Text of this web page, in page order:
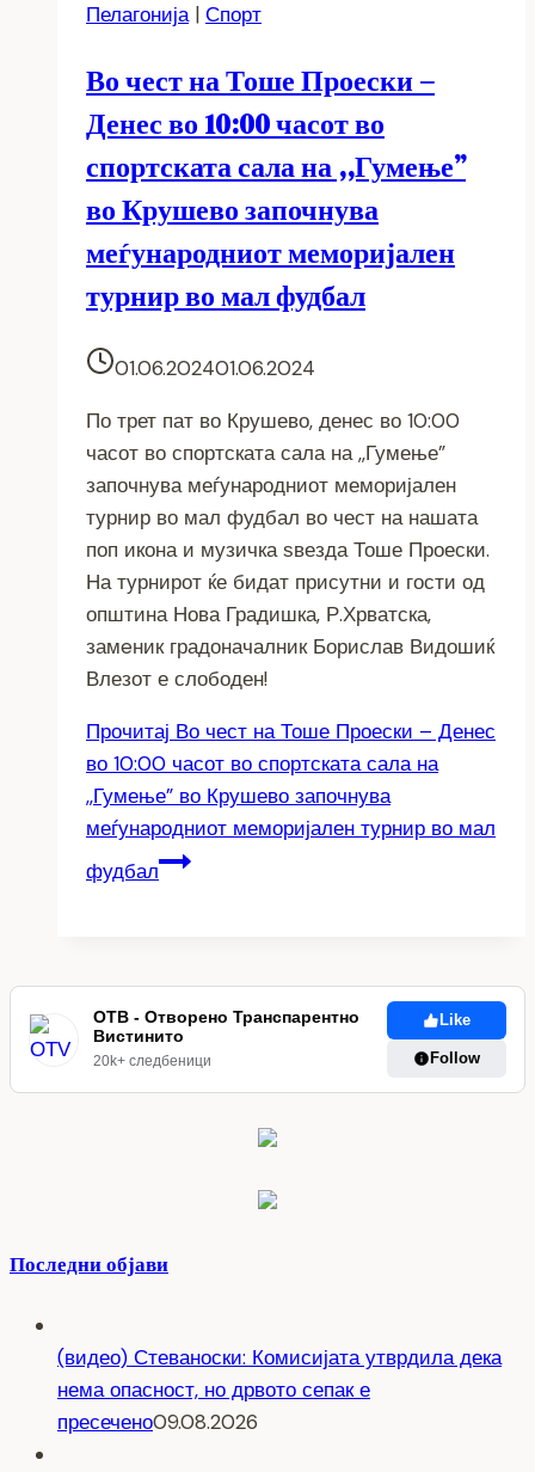
Пелагонија| Спорт
Во чест на Тоше Проески –
Денес во 10:00 часот во
спортската сала на ,,Гумење”
во Крушево започнува
меѓународниот меморијален
турнир во мал фудбал
01.06.202401.06.2024
По трет пат во Крушево, денес во 10:00
часот во спортската сала на ,,Гумење”
започнува меѓународниот меморијален
турнир во мал фудбал во чест на нашата
поп икона и музичка ѕвезда Тоше Проески.
На турнирот ќе бидат присутни и гости од
општина Нова Градишка, Р.Хрватска,
замeник градоначалник Борислав Видошиќ
Влезот е слободен!
Прочитај Во чест на Тоше Проески – Денес
во 10:00 часот во спортската сала на
,,Гумење” во Крушево започнува
меѓународниот меморијален турнир во мал
фудбал
ОТВ - Отворено Транспарентно
Вистинито
20k+ следбеници
Like
Follow
Последни објави
(видео) Стеваноски: Комисијата утврдила дека
нема опасност, но дрвото сепак е
пресечено09.08.2026